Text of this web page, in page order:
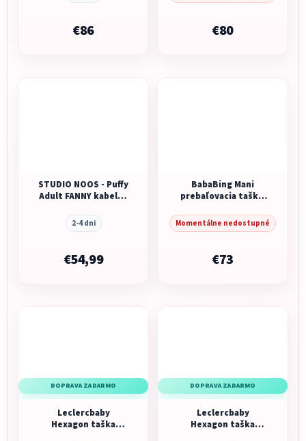
€86 €80
STUDIO NOOS - Puffy
Adult FANNY kabelka
2-4 dni
€54,99
BabaBing Mani
prebaľovacia taška/
Momentálne nedostupné
€73
DOPRAVA ZADARMO
Leclercbaby
Hexagon taška
DOPRAVA ZADARMO
Leclercbaby
Hexagon taška